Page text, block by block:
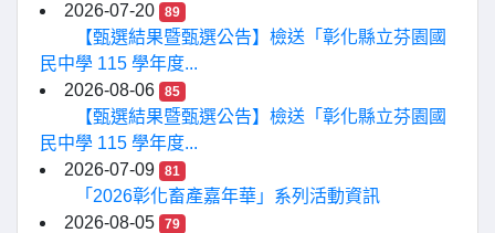
2026-07-20
89
【甄選結果暨甄選公告】檢送「彰化縣立芬園國
民中學 115 學年度...
2026-08-06
85
【甄選結果暨甄選公告】檢送「彰化縣立芬園國
民中學 115 學年度...
2026-07-09
81
「2026彰化畜產嘉年華」系列活動資訊
2026-08-05
79